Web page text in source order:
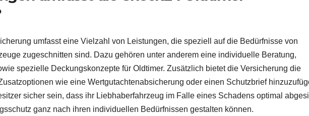
umfasst eine Vielzahl von Leistungen, die speziell auf die Bedürfnisse von
zugeschnitten sind. Dazu gehören unter anderem eine individuelle Beratung,
spezielle Deckungskonzepte für Oldtimer. Zusätzlich bietet die Versicherung die
wie eine Wertgutachtenabsicherung oder einen Schutzbrief
sicher sein, dass ihr Liebhaberfahrzeug im Falle eines Schadens optimal
ganz nach ihren individuellen Bedürfnissen gestalten können.